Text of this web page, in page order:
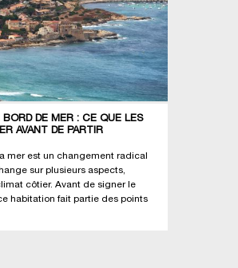
DE MER : CE QUE LES
AVANT DE PARTIR
mer est un changement radical
sur plusieurs aspects,
côtier. Avant de signer le
habitation fait partie des points